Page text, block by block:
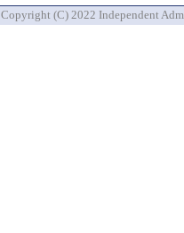
Copyright (C) 2022 Independent